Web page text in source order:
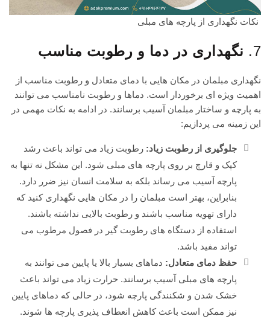
نکات نگهداری از پارچه های مبلی
7. نگهداری در دما و رطوبت مناسب
نگهداری مبلمان در مکان هایی با دمای متعادل و رطوبت مناسب از
اهمیت ویژه ای برخوردار است. دماها و رطوبت نامناسب می توانند
به پارچه و ساختار مبلمان آسیب برسانند. در ادامه به نکات مهمی در
این زمینه می پردازیم:
جلوگیری از رطوبت زیاد: رطوبت زیاد می تواند باعث رشد
کپک و قارچ بر روی پارچه های مبلی شود. این مشکل نه تنها به
پارچه آسیب می رساند بلکه به سلامت انسان نیز ضرر دارد.
بنابراین، بهتر است مبلمان را در مکان هایی نگهداری کنید که
دارای تهویه مناسب باشند و رطوبت بالایی نداشته باشند.
استفاده از دستگاه های رطوبت گیر در فصول مرطوب می
تواند مفید باشد.
حفظ دمای متعادل: دماهای بسیار بالا یا پایین می توانند به
پارچه های مبلی آسیب برسانند. حرارت زیاد می تواند باعث
خشک شدن و شکنندگی پارچه شود، در حالی که دماهای پایین
نیز ممکن است باعث کاهش انعطاف پذیری پارچه ها شوند.